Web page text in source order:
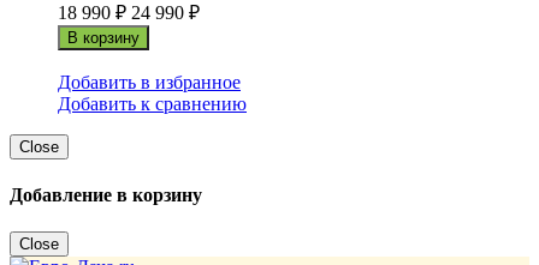
18 990 ₽ 24 990 ₽
В корзину
Добавить в избранное
Добавить к сравнению
Close
Добавление в корзину
Close